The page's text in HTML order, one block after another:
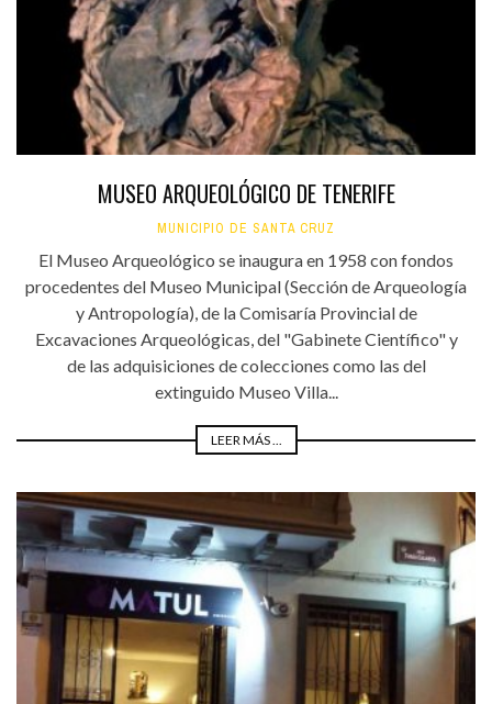
MUSEO ARQUEOLÓGICO DE TENERIFE
MUNICIPIO DE SANTA CRUZ
El Museo Arqueológico se inaugura en 1958 con fondos
procedentes del Museo Municipal (Sección de Arqueología
y Antropología), de la Comisaría Provincial de
Excavaciones Arqueológicas, del "Gabinete Científico" y
de las adquisiciones de colecciones como las del
extinguido Museo Villa...
LEER MÁS ...